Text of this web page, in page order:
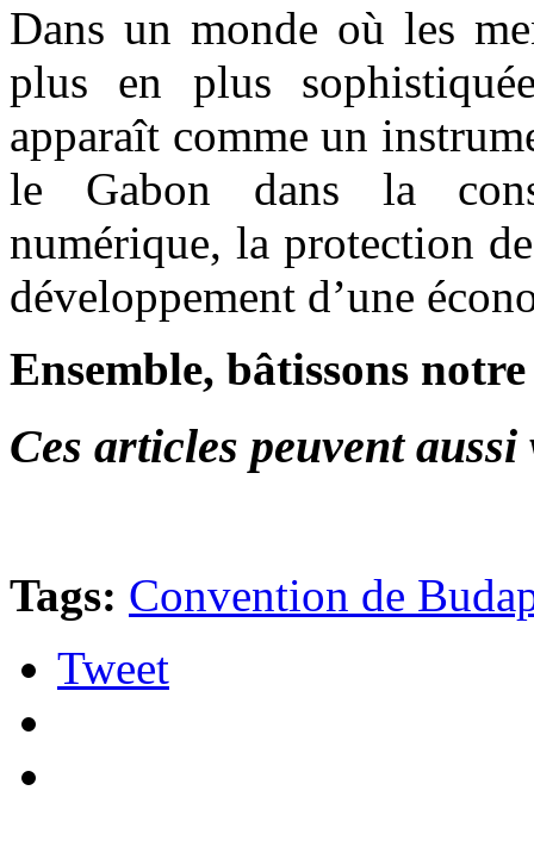
Dans un monde où les
plus en plus
apparaît comme un
le Gabon dans la
numérique, la protection
développement d’une
Ensemble, bâtissons
Ces articles peuvent
Tags: Convention de
Tweet